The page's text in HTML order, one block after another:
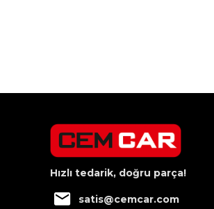
Hızlı tedarik, doğru parça!
satis@cemcar.com